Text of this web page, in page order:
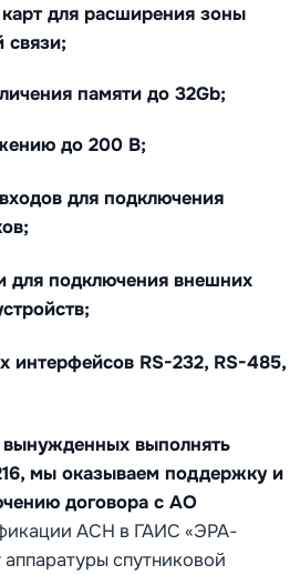
для расширения зоны
связи;
памяти до 32Gb;
до 200 В;
для подключения
для подключения внешних
интерфейсов RS-232, RS-485,
выполнять
мы оказываем поддержку и
договора с АО
АСН в ГАИС «ЭРА-
спутниковой